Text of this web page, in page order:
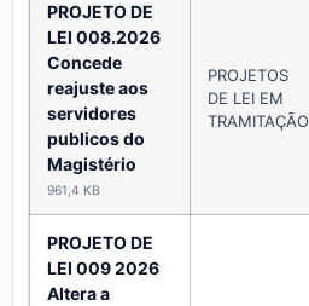
PROJETO DE
LEI 008.2026
Concede
reajuste aos
servidores
publicos do
Magistério
961,4 KB
PROJETOS
DE LEI EM
TRAMITAÇÃO
PROJETO DE
LEI 009 2026
Altera a